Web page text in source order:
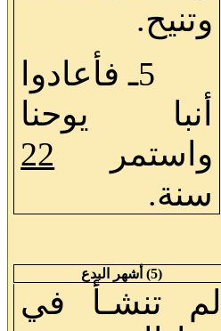
وتنيح.
5ـ فأعادوا
أنبا يوحنا
واستمر 22
سنة.
(5) أشهر البدع
لم تنشـأ في